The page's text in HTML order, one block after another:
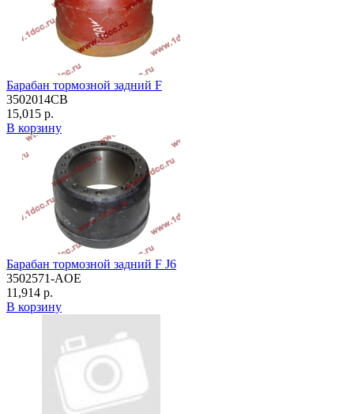
Барабан тормозной задний F
3502014CB
15,015 р.
В корзину
Барабан тормозной задний F J6
3502571-AOE
11,914 р.
В корзину